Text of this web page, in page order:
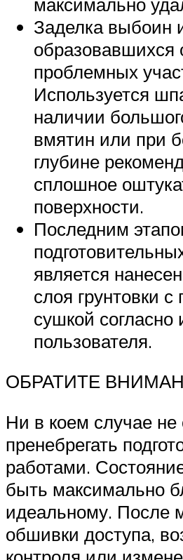
Заделка выбоин
образовавшихся
проблемных
Используется
наличии
вмятин или при
глубине
сплошное
поверхности.
Последним
является
слоя грунтовки
сушкой согласно
пользователя.
ОБРАТИТЕ
Ни в коем случае не
пренебрегать
работами.
быть максимально
идеальному. После
обшивки доступа,